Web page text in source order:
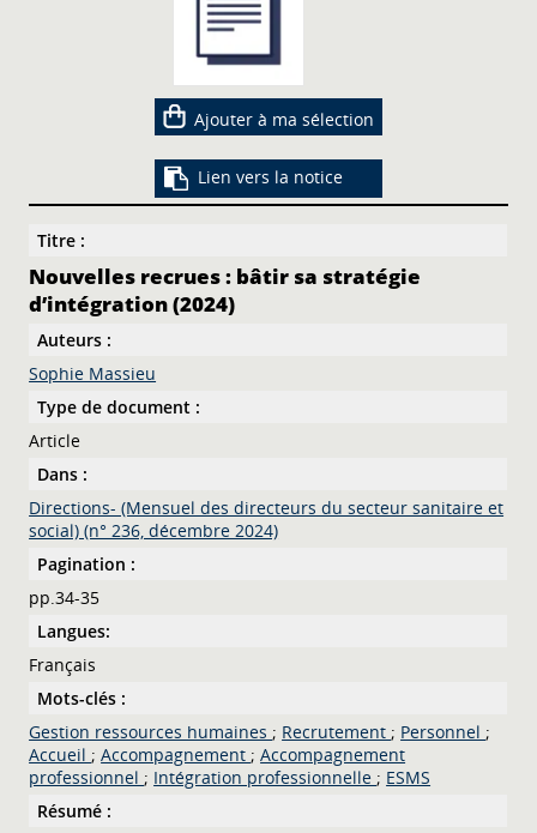
Ajouter à ma sélection
Lien vers la notice
Titre :
Nouvelles recrues : bâtir sa stratégie
d’intégration (2024)
Auteurs :
Sophie Massieu
Type de document :
Article
Dans :
Directions- (Mensuel des directeurs du secteur sanitaire et
social) (n° 236, décembre 2024)
Pagination :
pp.34-35
Langues:
Français
Mots-clés :
Gestion ressources humaines ; Recrutement ; Personnel ;
Accueil ; Accompagnement ; Accompagnement
professionnel ; Intégration professionnelle ; ESMS
Résumé :